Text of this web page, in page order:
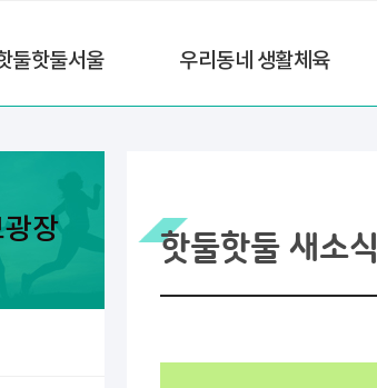
둘핫둘서울 우리동네 생활체육
장 핫둘핫둘 새소식